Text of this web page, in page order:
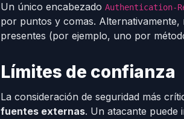
Un único encabezado Authentication-
por puntos y comas. Alternativamente,
presentes (por ejemplo, uno por
Límites de confianza
La consideración de seguridad más
fuentes externas. Un atacante puede